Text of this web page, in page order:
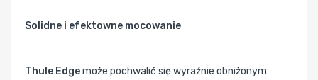
Solidne i efektowne mocowanie
Thule Edgemoże pochwalić się wyraźnie obniżonym